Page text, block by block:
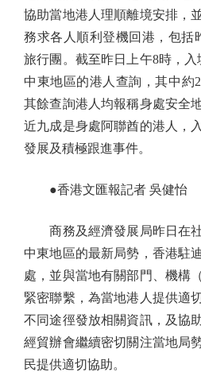
協助當地港人理順離境安排，
務求各人順利登機回港，包括
旅行團。截至昨日上午8時，
中東地區的港人查詢，其中約
其餘查詢港人均報稱身處安全
近九成是身處阿聯酋的港人，
發展及積極跟進事件。
●香港文匯報記者 吳健怡
商務及經濟發展局昨日在社
中東地區的最新局勢，香港駐
處，並與當地有關部門、機構
緊密聯繫，為當地港人提供適
不同途徑發放相關資訊，及協
經貿辦會繼續密切關注當地局
民提供適切協助。